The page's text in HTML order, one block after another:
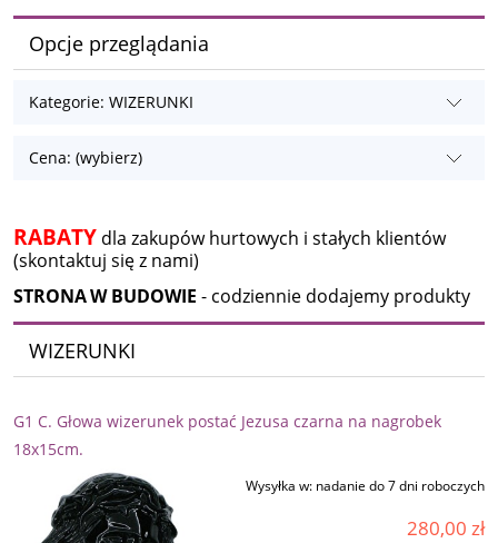
Opcje przeglądania
Kategorie: WIZERUNKI
Cena: (wybierz)
RABATY dla zakupów hurtowych i stałych klientów
(skontaktuj się z nami)
STRONAW BUDOWIE - codziennie dodajemy produkty
WIZERUNKI
G1 C. Głowa wizerunek postać Jezusa czarna na nagrobek
18x15cm.
Wysyłka w: nadanie do 7 dni roboczych
280,00 zł